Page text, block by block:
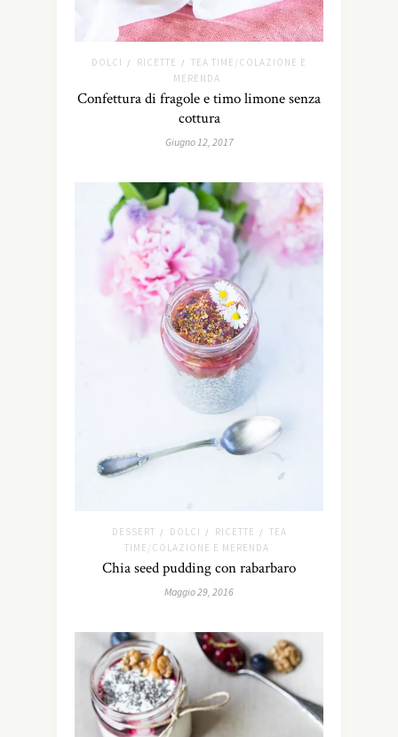
DOLCI / RICETTE /
TEA TIME/COLAZIONE E
MERENDA
Confettura di fragole e timo limone senza
cottura
Giugno 12, 2017
DESSERT / DOLCI / RICETTE /
TEA
TIME/COLAZIONE E MERENDA
Chia seed pudding con rabarbaro
Maggio 29, 2016